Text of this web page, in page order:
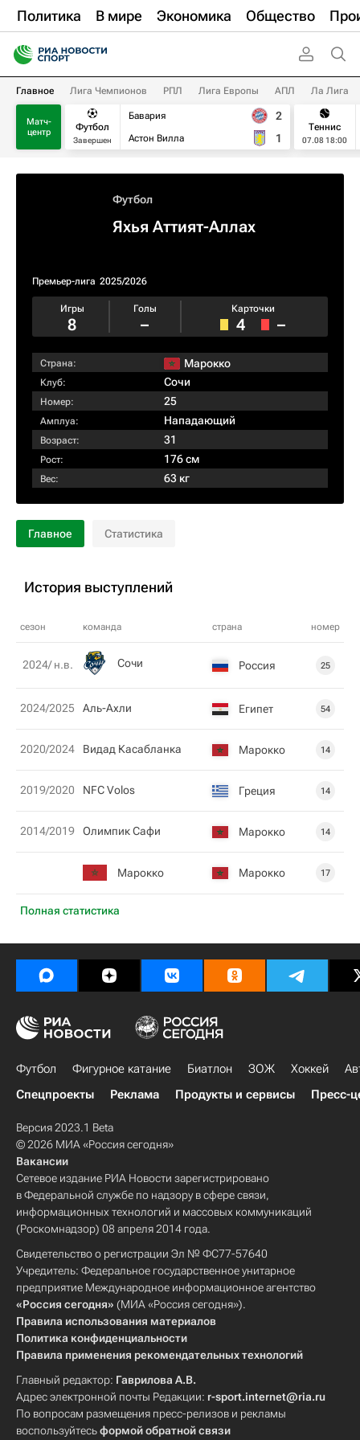
Политика В мире Экономика Общество
Главное Лига Чемпионов РПЛ Лига Европы АПЛ Ла Лига
Матч-
центр
Футбол
Завершен
Бавария
Астон Вилла
2
1
Теннис
07.08 18:00
Футбол
Яхья Аттият-Аллах
Премьер-лига 2025/2026
Игры
8
Голы
–
Карточки
4 –
Страна: Марокко
Клуб: Сочи
Номер: 25
Амплуа: Нападающий
Возраст: 31
Рост: 176 см
Вес: 63 кг
Главное Статистика
История выступлений
сезон команда страна номер
Полная статистика
2024/ н.в. Сочи Россия 25
2024/2025 Аль-Ахли Египет 54
2020/2024 Видад Касабланка Марокко 14
2019/2020 NFC Volos Греция 14
2014/2019 Олимпик Сафи Марокко 14
Марокко Марокко 17
Футбол Фигурное катание Биатлон ЗОЖ Хоккей
Спецпроекты
Реклама Продукты и сервисы Пресс-
Версия 2023.1 Beta
© 2026 МИА «Россия сегодня»
Вакансии
Сетевое издание РИА Новости зарегистрировано
в Федеральной службе по надзору в сфере связи,
информационных технологий и массовых коммуникаций
(Роскомнадзор) 08 апреля 2014 года.
Свидетельство о регистрации Эл № ФС77-57640
Учредитель: Федеральное государственное унитарное
предприятие Международное информационное агентство
«Россия сегодня» (МИА «Россия сегодня»).
Правила использования материалов
Политика конфиденциальности
Правила применения рекомендательных технологий
Главный редактор: Гаврилова А.В.
Адрес электронной почты Редакции: r-sport.internet@ria.ru
По вопросам размещения пресс-релизов и рекламы
воспользуйтесьформой обратной связи